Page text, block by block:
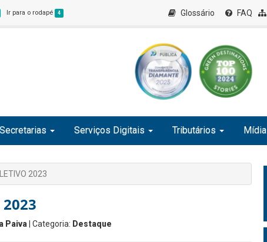
Ir para o rodapé 4 Glossário FAQ
Secretarias Serviços Digitais Tributários Mídia
2023
2023
Paiva | Categoria: Destaque